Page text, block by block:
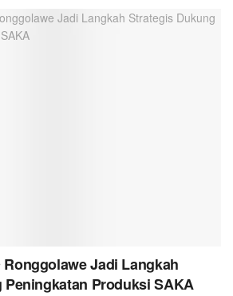
Jadi Langkah
Produksi SAKA